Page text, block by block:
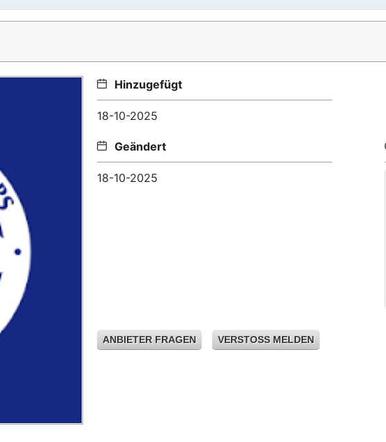
Hinzugefügt
18-10-2025
Geändert
18-10-2025
ANBIETER FRAGEN VERSTOSS MELDEN